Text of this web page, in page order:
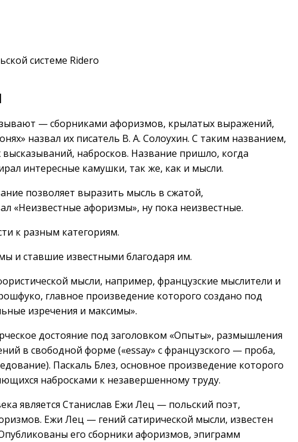
системе Ridero
— сборниками афоризмов, крылатых выражений,
назвал их писатель В. А. Солоухин. С таким названием,
набросков. Название пришло, когда
интересные камушки, так же, как и мысли.
позволяет выразить мысль в сжатой,
«Неизвестные афоризмы», ну пока неизвестные.
к разным категориям.
и ставшие известными благодаря им.
мысли, например, французские мыслители и
главное произведение которого создано под
изречения и максимы».
достояние под заголовком «Опыты», размышления
в свободной форме («essay» с французского — проба,
Паскаль Блез, основное произведение которого
набросками к незавершенному труду.
является Станислав Ежи Лец — польский поэт,
Ежи Лец — гений сатирической мысли, известен
его сборники афоризмов, эпиграмм